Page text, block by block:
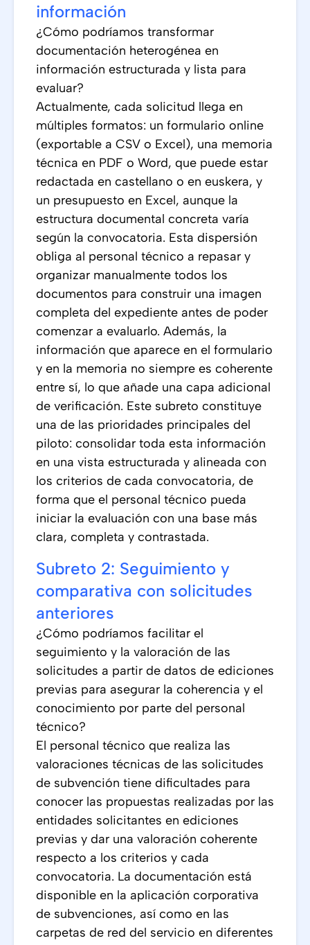
información
¿Cómo podríamos transformar
documentación heterogénea en
información estructurada y lista para
evaluar?
Actualmente, cada solicitud llega en
múltiples formatos: un formulario online
(exportable a CSV o Excel), una memoria
técnica en PDF o Word, que puede estar
redactada en castellano o en euskera, y
un presupuesto en Excel, aunque la
estructura documental concreta varía
según la convocatoria. Esta dispersión
obliga al personal técnico a repasar y
organizar manualmente todos los
documentos para construir una imagen
completa del expediente antes de poder
comenzar a evaluarlo. Además, la
información que aparece en el formulario
y en la memoria no siempre es coherente
entre sí, lo que añade una capa adicional
de verificación. Este subreto constituye
una de las prioridades principales del
piloto: consolidar toda esta información
en una vista estructurada y alineada con
los criterios de cada convocatoria, de
forma que el personal técnico pueda
iniciar la evaluación con una base más
clara, completa y contrastada.
Subreto 2: Seguimiento y
comparativa con solicitudes
anteriores
¿Cómo podríamos facilitar el
seguimiento y la valoración de las
solicitudes a partir de datos de ediciones
previas para asegurar la coherencia y el
conocimiento por parte del personal
técnico?
El personal técnico que realiza las
valoraciones técnicas de las solicitudes
de subvención tiene dificultades para
conocer las propuestas realizadas por las
entidades solicitantes en ediciones
previas y dar una valoración coherente
respecto a los criterios y cada
convocatoria. La documentación está
disponible en la aplicación corporativa
de subvenciones, así como en las
carpetas de red del servicio en diferentes